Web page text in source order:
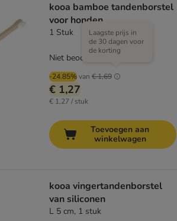
kooa bamboe tandenborstel
voor honden
1 Stuk
-24.85%van € 1,69
Laagste prijs in
de 30 dagen voor
de korting
€ 1,27
€ 1,27 / stuk
Niet beoordeeld
Toevoegen aan
winkelwagen
kooa vingertandenborstel
van siliconen
L 5 cm, 1 stuk